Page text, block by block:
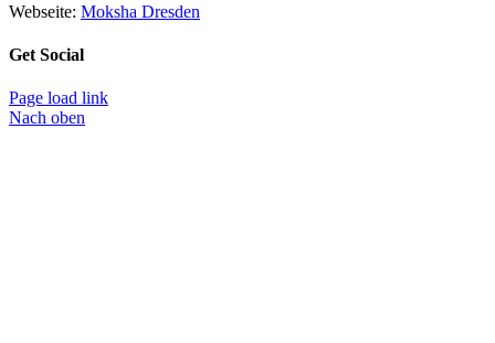
Webseite: Moksha Dresden
Get Social
Page load link
Nach oben